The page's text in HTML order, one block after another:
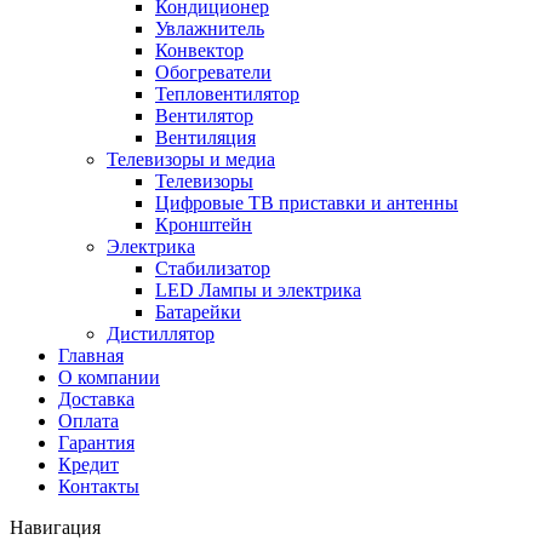
Кондиционер
Увлажнитель
Конвектор
Обогреватели
Тепловентилятор
Вентилятор
Вентиляция
Телевизоры и медиа
Телевизоры
Цифровые ТВ приставки и антенны
Кронштейн
Электрика
Стабилизатор
LED Лампы и электрика
Батарейки
Дистиллятор
Главная
О компании
Доставка
Оплата
Гарантия
Кредит
Контакты
Навигация